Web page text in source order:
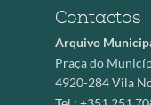
Contactos
Arquivo
Praça do
4920-284 Vila